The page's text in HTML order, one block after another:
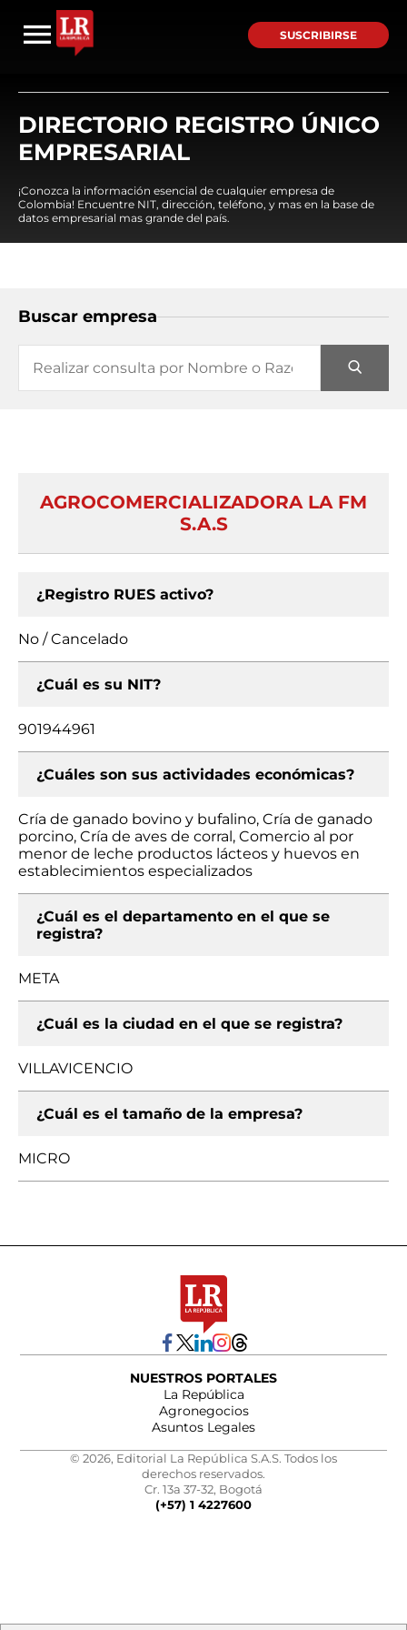
SUSCRIBIRSE
DIRECTORIO REGISTRO ÚNICO
EMPRESARIAL
¡Conozca la información esencial de cualquier empresa de
Colombia! Encuentre NIT, dirección, teléfono, y mas en la base de
datos empresarial mas grande del país.
Buscar empresa
AGROCOMERCIALIZADORA LA FM
S.A.S
¿Registro RUES activo?
No / Cancelado
¿Cuál es su NIT?
901944961
¿Cuáles son sus actividades económicas?
Cría de ganado bovino y bufalino, Cría de ganado
porcino, Cría de aves de corral, Comercio al por
menor de leche productos lácteos y huevos en
establecimientos especializados
¿Cuál es el departamento en el que se
registra?
META
¿Cuál es la ciudad en el que se registra?
VILLAVICENCIO
¿Cuál es el tamaño de la empresa?
MICRO
NUESTROS PORTALES
La República
Agronegocios
Asuntos Legales
© 2026, Editorial La República S.A.S. Todos los
derechos reservados.
Cr. 13a 37-32, Bogotá
(+57) 1 4227600